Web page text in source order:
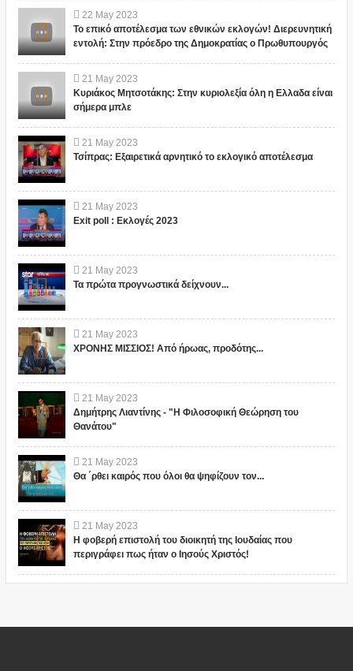
22 May 2023
Το επικό αποτέλεσμα των εθνικών εκλογών! Διερευνητική
εντολή: Στην πρόεδρο της Δημοκρατίας ο Πρωθυπουργός
21 May 2023
Κυριάκος Μητσοτάκης: Στην κυριολεξία όλη η Ελλαδα είναι
σήμερα μπλε
21 May 2023
Τσίπρας: Εξαιρετικά αρνητικό το εκλογικό αποτέλεσμα
21 May 2023
Exit poll : Εκλογές 2023
21 May 2023
Τα πρώτα προγνωστικά δείχνουν...
21 May 2023
ΧΡΟΝΗΣ ΜΙΣΣΙΟΣ! Από ήρωας, προδότης...
21 May 2023
Δημήτρης Λιαντίνης - "Η Φιλοσοφική Θεώρηση του
Θανάτου"
21 May 2023
Θα ΄ρθει καιρός που όλοι θα ψηφίζουν τον...
21 May 2023
Η φοβερή επιστολή του διοικητή της Ιουδαίας που
περιγράφει πως ήταν ο Ιησούς Χριστός!